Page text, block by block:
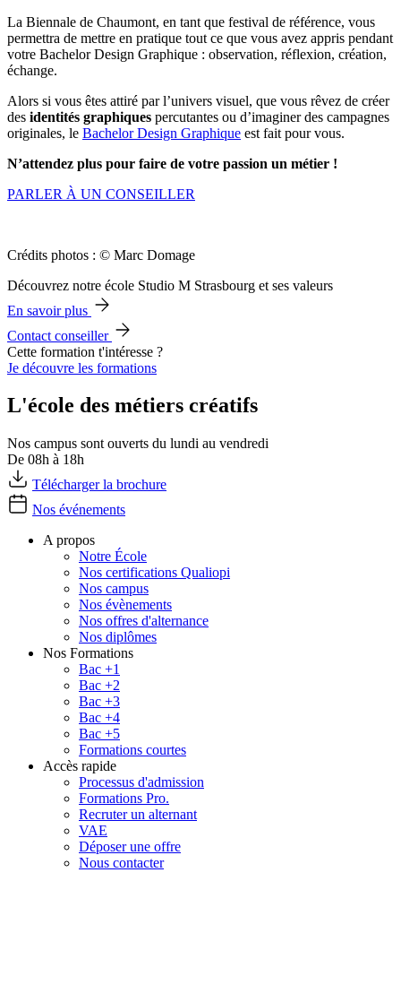
La Biennale de Chaumont, en tant que festival de référence, vous
permettra de mettre en pratique tout ce que vous avez appris pendant
votre Bachelor Design Graphique : observation, réflexion, création,
échange.
Alors si vous êtes attiré par l’univers visuel, que vous rêvez de créer
des identités graphiques percutantes ou d’imaginer des campagnes
originales, le Bachelor Design Graphique est fait pour vous.
N’attendez plus pour faire de votre passion un métier !
PARLER À UN CONSEILLER
Crédits photos : © Marc Domage
Découvrez notre école Studio M Strasbourg et ses valeurs
En savoir plus
Contact conseiller
Cette formation t'intéresse ?
Je découvre les formations
L'école des métiers créatifs
Nos campus sont ouverts du lundi au vendredi
De 08h à 18h
Télécharger la brochure
Nos événements
A propos
Notre École
Nos certifications Qualiopi
Nos campus
Nos évènements
Nos offres d'alternance
Nos diplômes
Nos Formations
Bac +1
Bac +2
Bac +3
Bac +4
Bac +5
Formations courtes
Accès rapide
Processus d'admission
Formations Pro.
Recruter un alternant
VAE
Déposer une offre
Nous contacter